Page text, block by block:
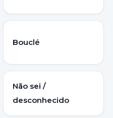
Bouclé
Não sei /
desconhecido